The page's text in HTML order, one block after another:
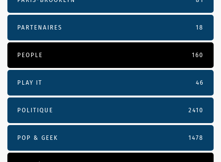
PARTENAIRES 18
PEOPLE 160
PLAY IT 46
POLITIQUE 2410
POP & GEEK 1478